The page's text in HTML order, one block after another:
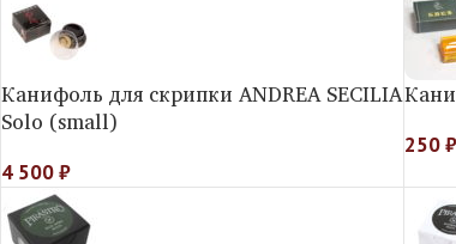
Канифоль для скрипки ANDREA SECILIA
Solo (small)
4 500₽
250₽